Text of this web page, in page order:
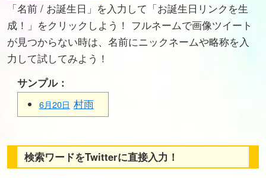
「名前 / お誕生日」を入力して「お誕生日リンクを生
成！」をクリックしよう！ フルネームで画像ツイート
が見つからない時は、名前にニックネームや略称を入
力して試してみよう！
サンプル：
6月20日 村雨
検索ワードをTwitterに直接入力！